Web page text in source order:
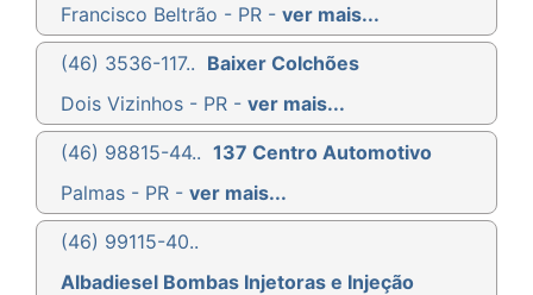
Francisco Beltrão - PR - ver mais...
(46) 3536-117.. Baixer Colchões
Dois Vizinhos - PR - ver mais...
(46) 98815-44.. 137 Centro Automotivo
Palmas - PR - ver mais...
(46) 99115-40..
Albadiesel Bombas Injetoras e Injeção